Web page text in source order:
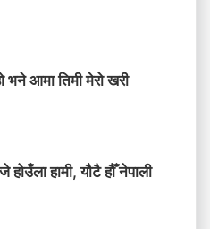
भने आमा तिमी मेरो खरी
होउँला हामी, यौटै हौँ नेपाली